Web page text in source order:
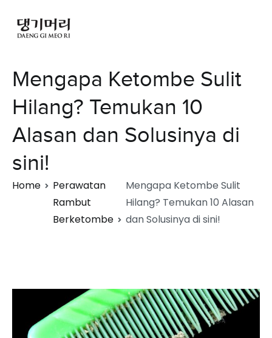
Mengapa Ketombe Sulit
Hilang? Temukan 10
Alasan dan Solusinya di
sini!
Home
Perawatan
Rambut
Berketombe
Mengapa Ketombe Sulit
Hilang? Temukan 10 Alasan
dan Solusinya di sini!